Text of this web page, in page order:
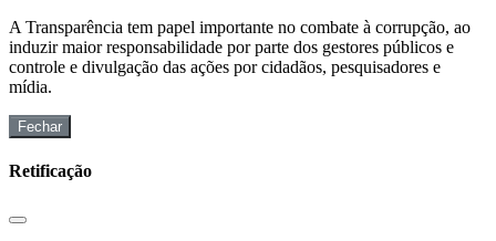
A Transparência tem papel importante no combate à corrupção, ao
induzir maior responsabilidade por parte dos gestores públicos e
controle e divulgação das ações por cidadãos, pesquisadores e
mídia.
Fechar
Retificação